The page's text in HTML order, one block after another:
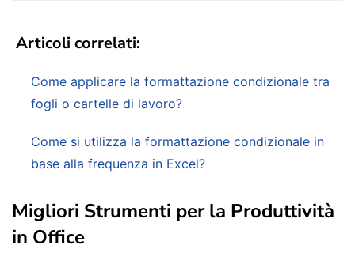
Articoli correlati:
Come applicare la formattazione condizionale tra
fogli o cartelle di lavoro?
Come si utilizza la formattazione condizionale in
base alla frequenza in Excel?
Migliori Strumenti per la Produttività
in Office